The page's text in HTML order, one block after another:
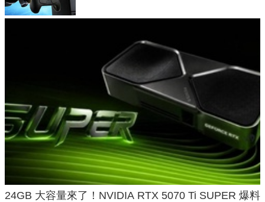
24GB 大容量來了！NVIDIA RTX 5070 Ti SUPER 爆料